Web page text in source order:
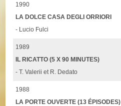
1990
LA DOLCE CASA DEGLI ORRIORI
- Lucio Fulci
1989
IL RICATTO (5 X 90 MINUTES)
- T. Valerii et R. Dedato
1988
LA PORTE OUVERTE (13 ÉPISODES)